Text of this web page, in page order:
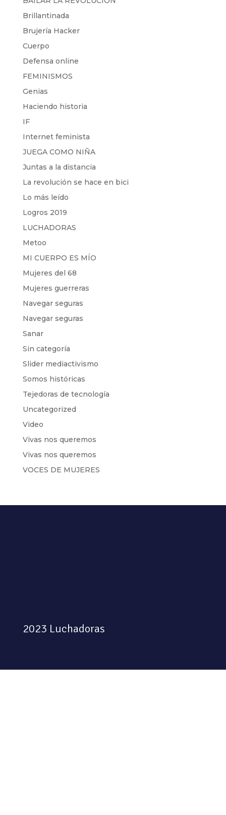
Brillantinada
Brujería Hacker
Cuerpo
Defensa online
FEMINISMOS
Genias
Haciendo historia
IF
Internet feminista
JUEGA COMO NIÑA
Juntas a la distancia
La revolución se hace en bici
Lo más leído
Logros 2019
LUCHADORAS
Metoo
MI CUERPO ES MÍO
Mujeres del 68
Mujeres guerreras
Navegar seguras
Navegar seguras
Sanar
Sin categoría
Slider mediactivismo
Somos históricas
Tejedoras de tecnología
Uncategorized
Video
Vivas nos queremos
Vivas nos queremos
VOCES DE MUJERES
2023 Luchadoras